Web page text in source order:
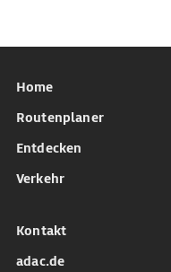
Home
Routenplaner
Entdecken
Verkehr
Kontakt
adac.de